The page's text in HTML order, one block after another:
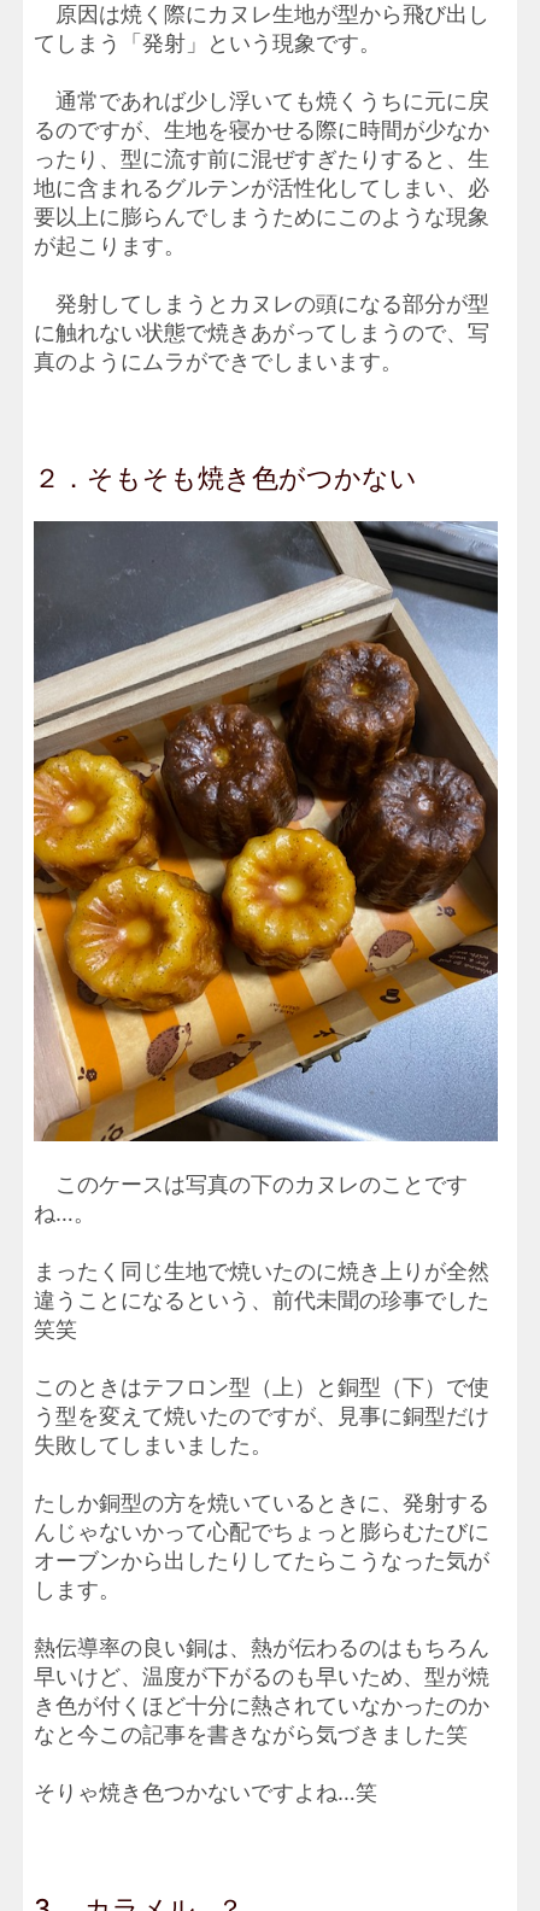
原因は焼く際にカヌレ生地が型から飛び出し
てしまう「発射」という現象です。
通常であれば少し浮いても焼くうちに元に戻
るのですが、生地を寝かせる際に時間が少なか
ったり、型に流す前に混ぜすぎたりすると、生
地に含まれるグルテンが活性化してしまい、必
要以上に膨らんでしまうためにこのような現象
が起こります。
発射してしまうとカヌレの頭になる部分が型
に触れない状態で焼きあがってしまうので、写
真のようにムラができでしまいます。
２．そもそも焼き色がつかない
このケースは写真の下のカヌレのことです
ね…。
まったく同じ生地で焼いたのに焼き上りが全然
違うことになるという、前代未聞の珍事でした
笑笑
このときはテフロン型（上）と銅型（下）で使
う型を変えて焼いたのですが、見事に銅型だけ
失敗してしまいました。
たしか銅型の方を焼いているときに、発射する
んじゃないかって心配でちょっと膨らむたびに
オーブンから出したりしてたらこうなった気が
します。
熱伝導率の良い銅は、熱が伝わるのはもちろん
早いけど、温度が下がるのも早いため、型が焼
き色が付くほど十分に熱されていなかったのか
なと今この記事を書きながら気づきました笑
そりゃ焼き色つかないですよね…笑